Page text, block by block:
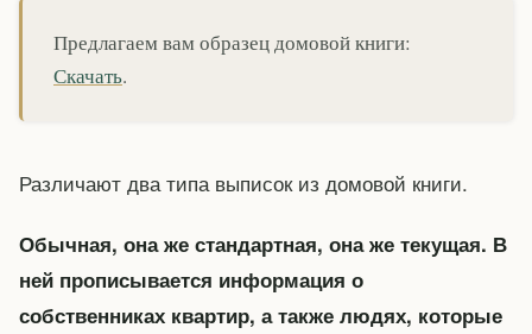
Предлагаем вам образец домовой книги:
Скачать.
Различают два типа выписок из домовой книги.
Обычная, она же стандартная, она же текущая. В
ней прописывается информация о
собственниках квартир, а также людях, которые